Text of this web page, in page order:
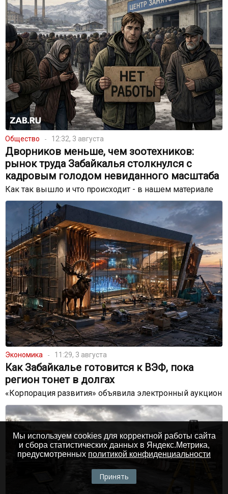
Общество 12:32, 3 августа
Дворников меньше, чем зоотехников:
рынок труда Забайкалья столкнулся с
кадровым голодом невиданного масштаба
Как так вышло и что происходит - в нашем материале
Экономика 11:29, 3 августа
Как Забайкалье готовится к ВЭФ, пока
регион тонет в долгах
«Корпорация развития» объявила электронный аукцион
Мы используем cookies для корректной работы сайта
и сбора статистических данных в Яндекс.Метрика,
предусмотренных политикой конфиденциальности
Принять